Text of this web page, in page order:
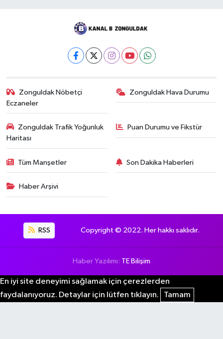
Zonguldak Nöbetçi
Eczaneler
Zonguldak Hava Durumu
Zonguldak Trafik Yoğunluk
Haritası
Puan Durumu ve Fikstür
Tüm Manşetler Son Dakika Haberleri
Haber Arşivi
RSS Copyright © 2022. Her hakkı saklıdır.
Haber Yazılımı: TE Bilişim
En iyi site deneyimi sağlamak için çerezlerden
faydalanıyoruz. Detaylar için lütfen tıklayın.
Tamam